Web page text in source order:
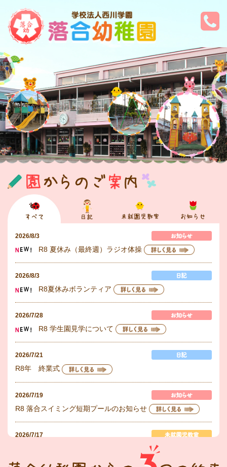
2026/8/3
R8 夏休み（最終週）ラジオ体操
2026/8/3
R8夏休みボランティア
2026/7/28
R8 学生園見学について
2026/7/21
R8年 終業式
2026/7/19
R8 落合スイミング短期プールのお知らせ
2026/7/17